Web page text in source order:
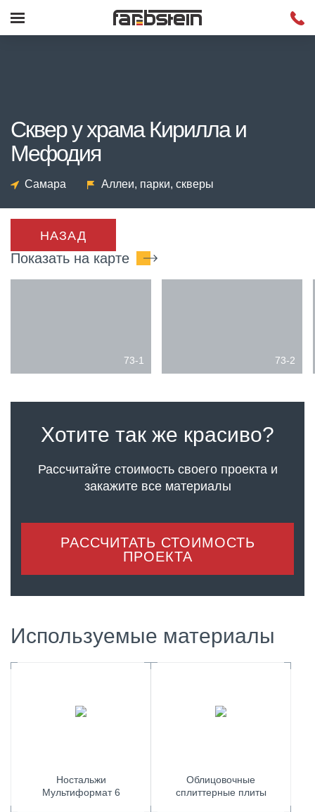
Сквер у храма Кирилла и
Мефодия
Самара Аллеи, парки, скверы
НАЗАД
Показать на карте
73-1 73-2
Хотите так же красиво?
Рассчитайте стоимость своего проектаи
закажите все материалы
РАССЧИТАТЬ СТОИМОСТЬ
ПРОЕКТА
Используемые материалы
Ностальжи
Мультиформат 6
Облицовочные
сплиттерные плиты